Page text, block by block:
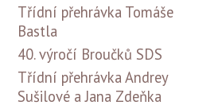
Třídní přehrávka Tomáše
Bastla
40. výročí Broučků SDS
Třídní přehrávka Andrey
Sušilové a Jana Zdeňka